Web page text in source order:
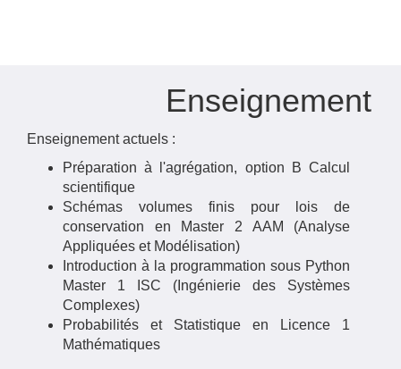
Enseignement
Enseignement actuels :
Préparation à l'agrégation, option B Calcul
scientifique
Schémas volumes finis pour lois de
conservation en Master 2 AAM (Analyse
Appliquées et Modélisation)
Introduction à la programmation sous Python
Master 1 ISC (Ingénierie des Systèmes
Complexes)
Probabilités et Statistique en Licence 1
Mathématiques